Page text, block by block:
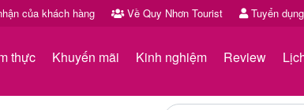
của khách hàng Về Quy Nhơn Tourist Tuyển dụng
thực Khuyến mãi Kinh nghiệm Review